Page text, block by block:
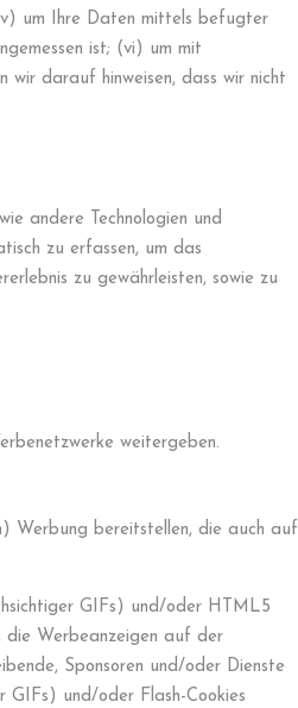
um Ihre Daten mittels befugter
ist; (vi) um mit
wir darauf hinweisen, dass wir nicht
andere Technologien und
zu erfassen, um das
zu gewährleisten, sowie zu
weitergeben.
Werbung bereitstellen, die auch auf
GIFs) und/oder HTML5
die Werbeanzeigen auf der
Sponsoren und/oder Dienste
GIFs) und/oder Flash-Cookies